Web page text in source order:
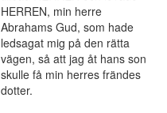
HERREN, min herre
Abrahams Gud, som hade
ledsagat mig på den rätta
vägen, så att jag åt hans son
skulle få min herres frändes
dotter.